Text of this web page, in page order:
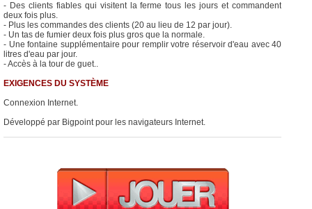
- Des clients fiables qui visitent la ferme tous les jours et commandent
deux fois plus.
- Plus les commandes des clients (20 au lieu de 12 par jour).
- Un tas de fumier deux fois plus gros que la normale.
- Une fontaine supplémentaire pour remplir votre réservoir d'eau avec 40
litres d'eau par jour.
- Accès à la tour de guet..
EXIGENCES DU SYSTÈME
Connexion Internet.
Développé par Bigpoint pour les navigateurs Internet.